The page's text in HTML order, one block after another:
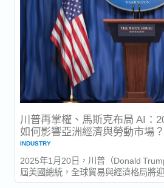
川普再掌權、馬斯克布局 AI：
如何影響亞洲經濟與勞動市場？
INDUSTRY
2025年1月20日，川普（Donald
屆美國總統，全球貿易與經濟格局將
斯克（Elon Musk）持續在 AI、能源